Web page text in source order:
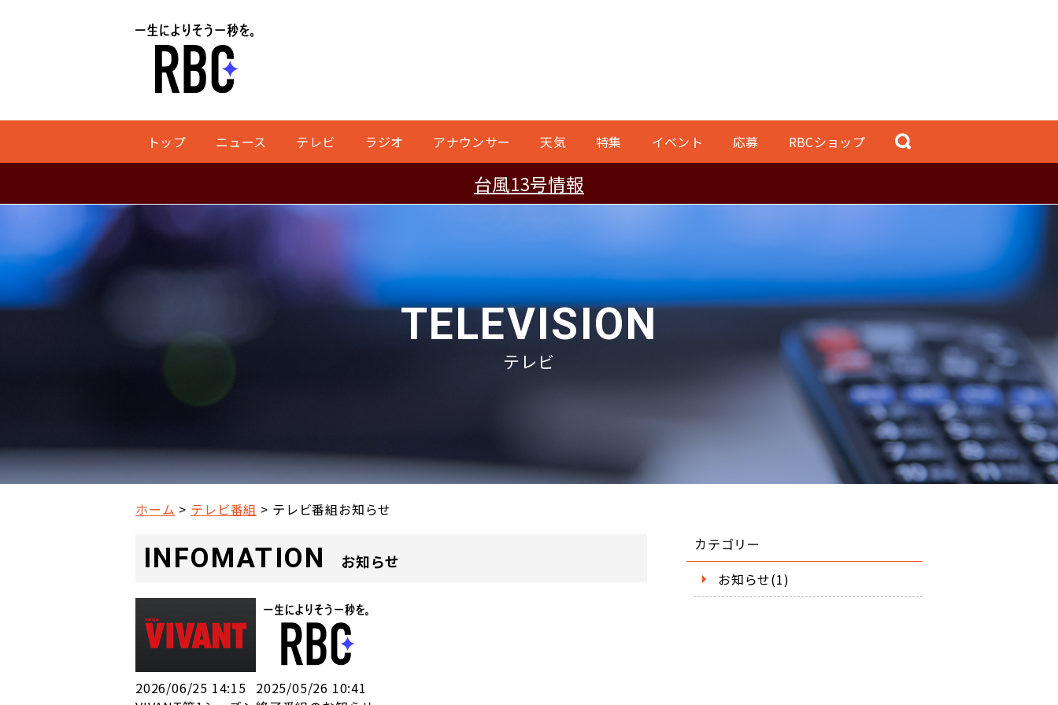
トップ ニュース テレビ ラジオ アナウンサー 天気 特集 イベント 応募 RBCショップ
台風13号情報
TELEVISION
テレビ
ホーム テレビ番組 テレビ番組お知らせ
INFOMATION お知らせ
2026/06/25 14:15 2025/05/26 10:41
カテゴリー
お知らせ(1)